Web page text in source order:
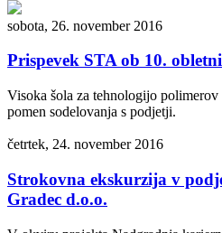
sobota, 26. november 2016
Prispevek STA ob 10.
Visoka šola za tehnologijo polimerov
pomen sodelovanja s podjetji.
četrtek, 24. november 2016
Strokovna ekskurzija v
Gradec d.o.o.